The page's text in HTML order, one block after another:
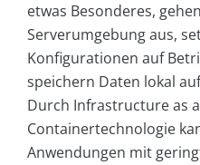
etwas Besonderes,
Serverumgebung aus,
Konfigurationen auf
speichern Daten lokal
Durch Infrastructure as
Containertechnologie
Anwendungen mit